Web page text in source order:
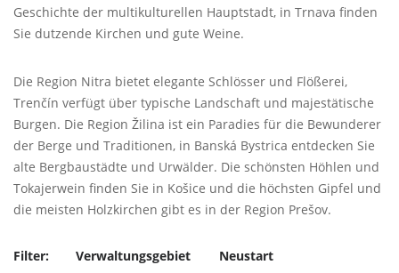
Geschichte der multikulturellen Hauptstadt, in Trnava finden
Sie dutzende Kirchen und gute Weine.
Die Region Nitra bietet elegante Schlösser und Flößerei,
Trenčín verfügt über typische Landschaft und majestätische
Burgen. Die Region Žilina ist ein Paradies für die Bewunderer
der Berge und Traditionen, in Banská Bystrica entdecken Sie
alte Bergbaustädte und Urwälder. Die schönsten Höhlen und
Tokajerwein finden Sie in Košice und die höchsten Gipfel und
die meisten Holzkirchen gibt es in der Region Prešov.
Filter: Verwaltungsgebiet Neustart